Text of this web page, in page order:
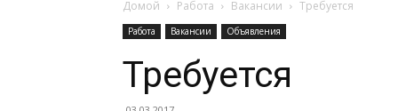
Домой Работа Вакансии Требуется
Работа Вакансии Объявления
Требуется